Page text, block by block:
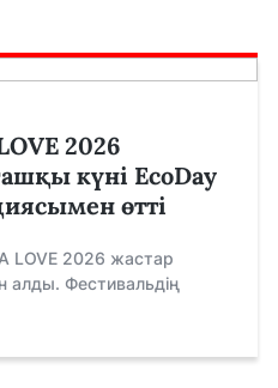
2026
күні EcoDay
өтті
LOVE 2026 жастар
алды. Фестивальдің